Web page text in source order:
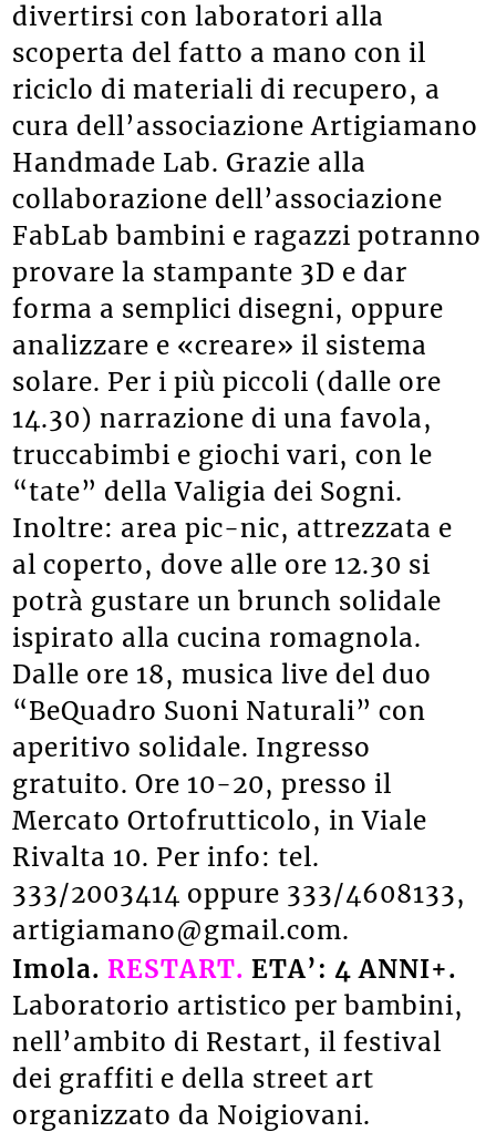
divertirsi con laboratori alla
scoperta del fatto a mano con il
riciclo di materiali di recupero, a
cura dell’associazione Artigiamano
Handmade Lab. Grazie alla
collaborazione dell’associazione
FabLab bambini e ragazzi potranno
provare la stampante 3D e dar
forma a semplici disegni, oppure
analizzare e «creare» il sistema
solare. Per i più piccoli (dalle ore
14.30) narrazione di una favola,
truccabimbi e giochi vari, con le
“tate” della Valigia dei Sogni.
Inoltre: area pic-nic, attrezzata e
al coperto, dove alle ore 12.30 si
potrà gustare un brunch solidale
ispirato alla cucina romagnola.
Dalle ore 18, musica live del duo
“BeQuadro Suoni Naturali” con
aperitivo solidale. Ingresso
gratuito. Ore 10-20, presso il
Mercato Ortofrutticolo, in Viale
Rivalta 10. Per info: tel.
333/2003414 oppure 333/4608133,
artigiamano@gmail.com.
Imola.RESTART. ETA’: 4 ANNI+.
Laboratorio artistico per bambini,
nell’ambito di Restart, il festival
dei graffiti e della street art
organizzato da Noigiovani.